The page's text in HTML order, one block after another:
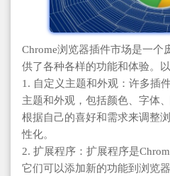
Chrome浏览器插件市场是一个
供了各种各样的功能和体验。
1. 自定义主题和外观：许多插
主题和外观，包括颜色、字体
根据自己的喜好和需求来调整
性化。
2. 扩展程序：扩展程序是
它们可以添加新的功能到浏览